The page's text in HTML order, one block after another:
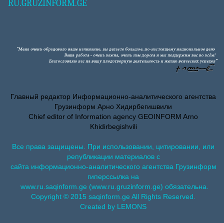
RU.GRUZINFORM.GE
Главный редактор Информационно-аналитического агентства
Грузинформ Арно Хидирбегишвили
Chief editor of Information agency GEOINFORM Arno
Khidirbegishvili
Все права защищены. При использовании, цитировании, или
републикации материалов с
сайта информационно-аналитического агентства Грузинформ
гиперссылка на
www.ru.saqinform.ge (www.ru.gruzinform.ge) обязательна.
Copyright © 2015 saqinform.ge All Rights Reserved.
Created by LEMONS